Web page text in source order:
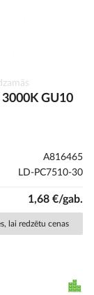
GU10
A816465
LD-PC7510-30
1,68 €/gab.
lai redzētu cenas